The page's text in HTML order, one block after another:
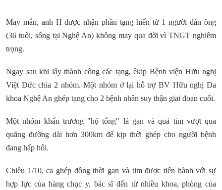
May mắn, anh H được nhận phần tạng hiến từ 1 người đàn ông
(36 tuổi, sống tại Nghệ An) không may qua đời vì TNGT nghiêm
trọng.
Ngay sau khi lấy thành công các tạng, êkip Bệnh viện Hữu nghị
Việt Đức chia 2 nhóm. Một nhóm ở lại hỗ trợ BV Hữu nghị Đa
khoa Nghệ An ghép tạng cho 2 bệnh nhân suy thận giai đoạn cuối.
Một nhóm khẩn trương "hộ tống" lá gan và quả tim vượt qua
quãng đường dài hơn 300km để kịp thời ghép cho người bệnh
đang hấp hối.
Chiều 1/10, ca ghép đồng thời gan và tim được tiến hành với sự
hợp lực của hàng chục y, bác sĩ đến từ nhiều khoa, phòng của